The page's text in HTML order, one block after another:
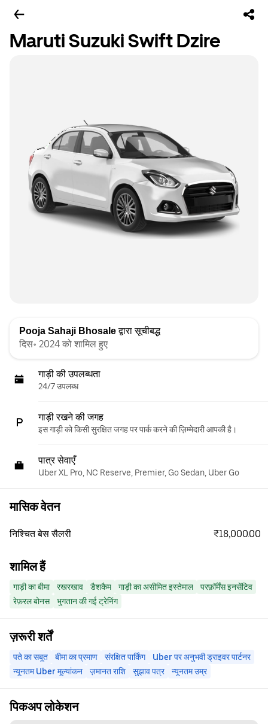
Maruti Suzuki Swift Dzire
Pooja Sahaji Bhosaleद्वारा सूचीबद्ध
दिस॰ 2024 को शामिल हुए
गाड़ी की उपलब्धता
24/7 उपलब्ध
गाड़ी रखने की जगह
इस गाड़ी को किसी सुरक्षित जगह पर पार्क करने की ज़िम्मेदारी आपकी है।
पात्र सेवाएँ
Uber XL Pro, NC Reserve, Premier, Go Sedan, Uber Go
मासिक वेतन
निश्चित बेस सैलरी ₹18,000.00
शामिल हैं
गाड़ी का बीमा रखरखाव डैशकैम गाड़ी का असीमित इस्तेमाल
परफ़ॉर्मेंस इनसेंटिव
रेफ़रल बोनस
भुगतान की गई ट्रेनिंग
ज़रूरी शर्तें
पते का सबूत बीमा का प्रमाण संरक्षित पार्किंग
Uber पर अनुभवी ड्राइवर पार्टनर
न्यूनतम Uber मूल्यांकन
ज़मानत राशि सुझाव पत्र न्यूनतम उम्र
पिकअप लोकेशन